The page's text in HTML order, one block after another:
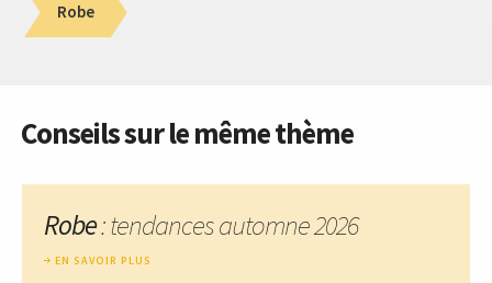
Robe
Conseils sur le même thème
Robe: tendances automne 2026
EN SAVOIR PLUS